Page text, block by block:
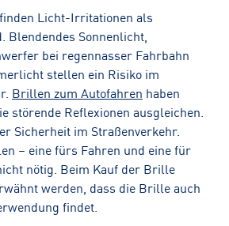
Licht-Irritationen als
Blendendes Sonnenlicht,
bei regennasser Fahrbahn
stellen ein Risiko im
Brillen zum Autofahren haben
störende Reflexionen ausgleichen.
Sicherheit im Straßenverkehr.
– eine fürs Fahren und eine für
nötig. Beim Kauf der Brille
werden, dass die Brille auch
findet.